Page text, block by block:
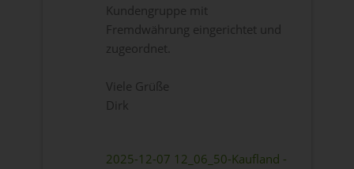
Kundengruppe mit
Fremdwährung eingerichtet und
zugeordnet.
Viele Grüße
Dirk
2025-12-07 12_06_50-Kaufland -